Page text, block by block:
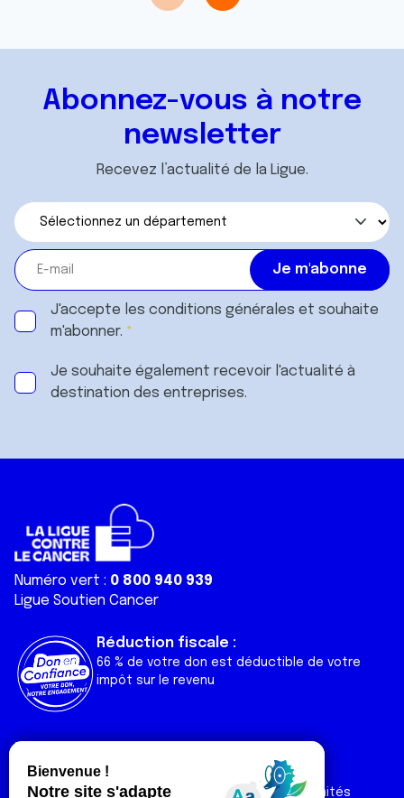
Abonnez-vous à notre
newsletter
Recevez l’actualité de la Ligue.
J'accepte les conditions générales et souhaite
m'abonner.
Je souhaite également recevoir l'actualité à
destination des entreprises.
Numéro vert : 0 800 940 939
Ligue Soutien Cancer
Réduction fiscale :
66 % de votre don est déductible de votre
impôt sur le revenu
Liens utiles
Nos actualités
Nos publications
Espace Ligue & comités